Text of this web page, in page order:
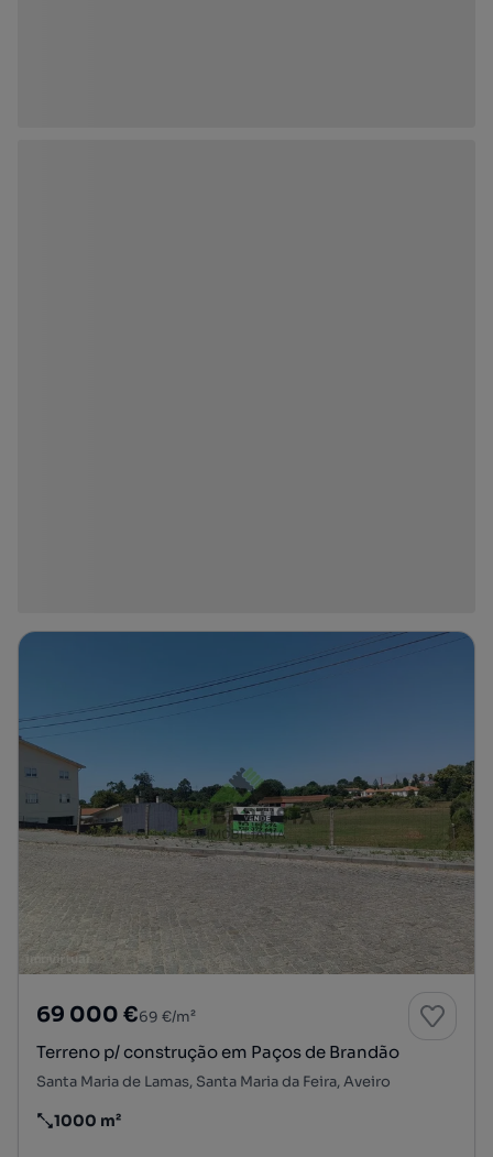
69 000 €69 €/m²
Terreno p/ construção em Paços de Brandão
Santa Maria de Lamas, Santa Maria da Feira, Aveiro
Preço por metro quadrado
1000 m²